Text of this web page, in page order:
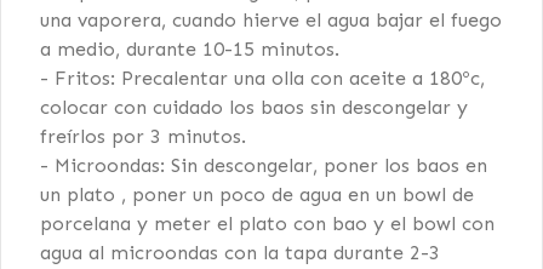
$4.490
KUNSTMANN TOROBAYO
330cc
una vaporera, cuando hierve el agua bajar el fuego
a medio, durante 10-15 minutos.
- Fritos: Precalentar una olla con aceite a 180ºc,
colocar con cuidado los baos sin descongelar y
freírlos por 3 minutos.
- Microondas: Sin descongelar, poner los baos en
un plato , poner un poco de agua en un bowl de
porcelana y meter el plato con bao y el bowl con
agua al microondas con la tapa durante 2-3